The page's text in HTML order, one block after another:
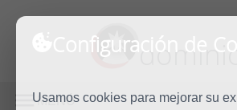
Configuración de
Usamos cookies para mejorar su
MENÚ